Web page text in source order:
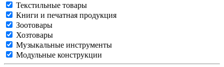
Текстильные товары
Книги и печатная продукция
Зоотовары
Хозтовары
Музыкальные инструменты
Модульные конструкции